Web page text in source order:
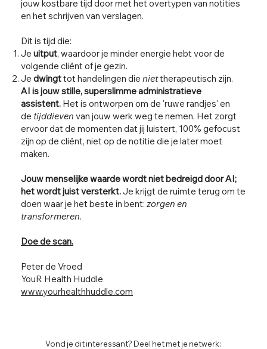
jouw kostbare tijd door met het overtypen van notities
en het schrijven van verslagen.
Dit is tijd die:
Jeuitput, waardoor je minder energie hebt voor de
volgende cliënt of je gezin.
Jedwingttot handelingen dieniettherapeutisch zijn.
AI is jouw stille, superslimme administratieve
assistent. Het is ontworpen om de 'ruwe randjes' en
de tijddieven van jouw werk weg te nemen. Het zorgt
ervoor dat de momenten dat jij luistert, 100% gefocust
zijn op de cliënt, niet op de notitie die je later moet
maken.
Jouw menselijke waarde wordt niet bedreigd door AI;
het wordt juist versterkt.Je krijgt de ruimte terug om te
doen waar je het beste in bent:zorgen en
transformeren.
Doe de scan.
Peter de Vroed
YouR Health Huddle
www.yourhealthhuddle.com
Vond je dit interessant? Deel het met je netwerk: